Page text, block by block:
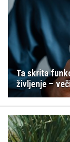
Ta skrita
življenje –